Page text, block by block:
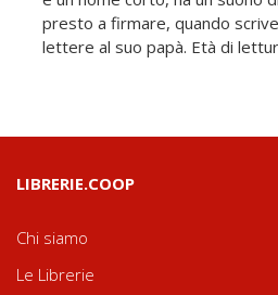
presto a firmare, quando
lettere al suo papà. Età di
LIBRERIE.COOP
Chi siamo
Le Librerie